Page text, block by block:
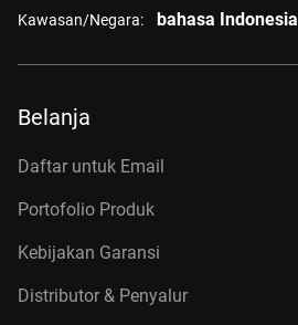
Kawasan/Negara: bahasa Indonesia
Belanja
Daftar untuk Email
Portofolio Produk
Kebijakan Garansi
Distributor & Penyalur